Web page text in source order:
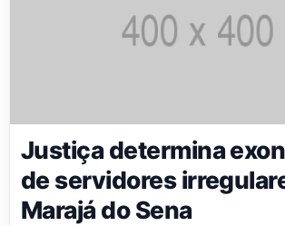
Justiça determina
de servidores
Marajá do Sena